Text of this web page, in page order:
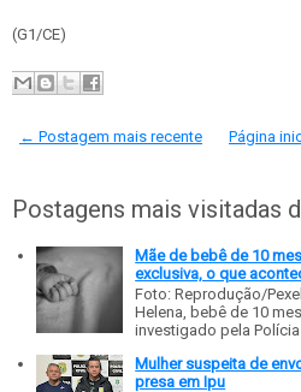
(G1/CE)
← Postagem mais recente Página
Postagens mais visitadas
Mãe de bebê de 10
exclusiva, o que
Foto: Reprodução/
Helena, bebê de 10
investigado pela
Mulher suspeita de
presa em Ipu